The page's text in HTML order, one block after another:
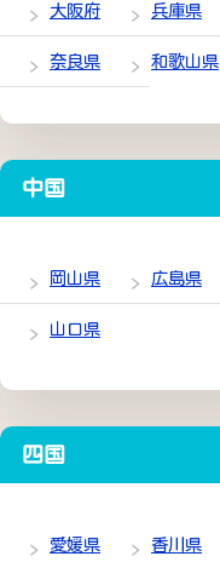
大阪府 兵庫県
奈良県 和歌山県
中国
岡山県 広島県
山口県
四国
愛媛県 香川県